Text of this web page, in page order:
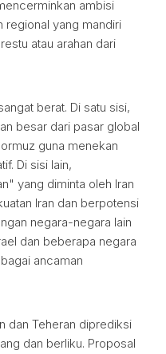
ambisi
regional yang mandiri
atau arahan dari
berat. Di satu sisi,
besar dari pasar global
guna menekan
Di sisi lain,
yang diminta oleh Iran
Iran dan berpotensi
negara-negara lain
dan beberapa negara
ancaman
dan Teheran diprediksi
dan berliku. Proposal